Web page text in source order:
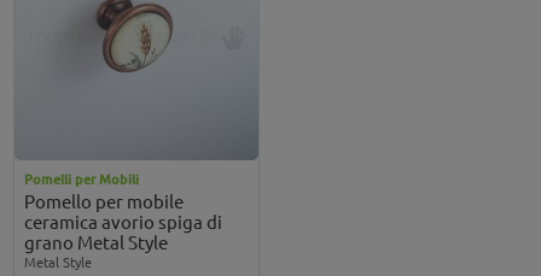
Pomelli per Mobili
Pomello per mobile
ceramica avorio spiga di
grano Metal Style
Metal Style